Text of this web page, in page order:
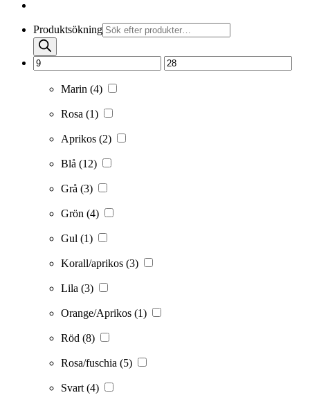
Produktsökning
Marin (4)
Rosa (1)
Aprikos (2)
Blå (12)
Grå (3)
Grön (4)
Gul (1)
Korall/aprikos (3)
Lila (3)
Orange/Aprikos (1)
Röd (8)
Rosa/fuschia (5)
Svart(4)